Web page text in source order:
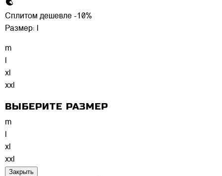
Сплитом дешевле -10%
Размер:
m
xl
xxl
ВЫБЕРИТЕ РАЗМЕР
m
xl
xxl
Закрыть